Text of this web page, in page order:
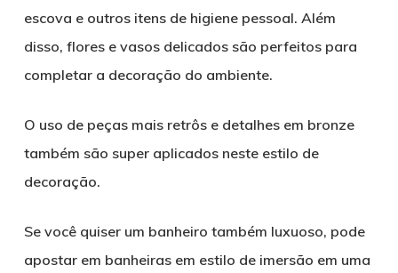
escova e outros itens de higiene pessoal. Além
disso, flores e vasos delicados são perfeitos para
completar a decoração do ambiente.
O uso de peças mais retrôs e detalhes em bronze
também são super aplicados neste estilo de
decoração.
Se você quiser um banheiro também luxuoso, pode
apostar em banheiras em estilo de imersão em uma